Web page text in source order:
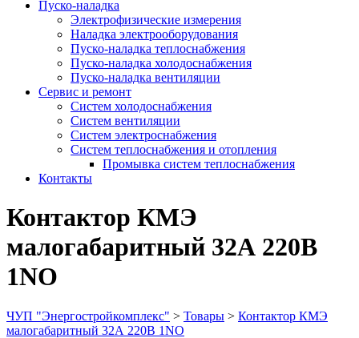
Пуско-наладка
Электрофизические измерения
Наладка электрооборудования
Пуско-наладка теплоснабжения
Пуско-наладка холодоснабжения
Пуско-наладка вентиляции
Сервис и ремонт
Систем холодоснабжения
Систем вентиляции
Систем электроснабжения
Систем теплоснабжения и отопления
Промывка систем теплоснабжения
Контакты
Контактор КМЭ
малогабаритный 32А 220В
1NO
ЧУП "Энергостройкомплекс" > Товары > Контактор КМЭ
малогабаритный 32А 220В 1NO